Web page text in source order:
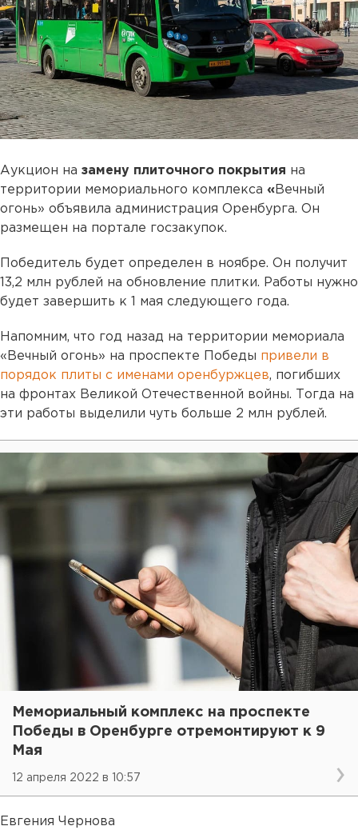
Аукцион на замену плиточного покрытия на
территории мемориального комплекса « Вечный
огонь» объявила администрация Оренбурга. Он
размещен на портале госзакупок.
Победитель будет определен в ноябре. Он получит
13,2 млн рублей на обновление плитки. Работы нужно
будет завершить к 1 мая следующего года.
Напомним, что год назад на территории мемориала
«Вечный огонь» на проспекте Победы привели в
порядок плиты с именами оренбуржцев, погибших
на фронтах Великой Отечественной войны. Тогда на
эти работы выделили чуть больше 2 млн рублей.
Мемориальный комплекс на проспекте
Победы в Оренбурге отремонтируют к 9
Мая
12 апреля 2022 в 10:57
Евгения Чернова